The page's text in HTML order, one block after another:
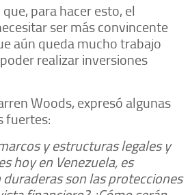
para hacer esto, el
ser más convincente
aún queda mucho trabajo
realizar inversiones
Woods, expresó algunas
fuertes:
y estructuras legales y
hoy en Venezuela, es
son las protecciones